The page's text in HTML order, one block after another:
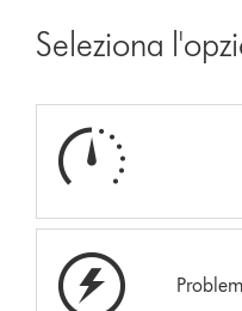
Seleziona